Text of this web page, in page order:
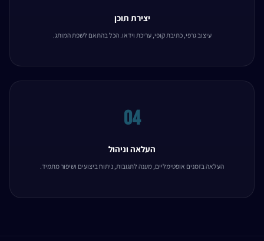
יצירת תוכן
עיצוב גרפי, כתיבת קופי, עריכת וידאו. הכל בהתאם לשפת המותג.
04
העלאה וניהול
העלאה בזמנים אופטימליים, מענה לתגובות, ניתוח ביצועים ושיפור מתמיד.